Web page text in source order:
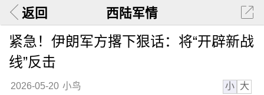
返回 西陆军情
紧急！伊朗军方撂下狠话：将“开辟新战
线”反击
2026-05-20 小鸟 小 大